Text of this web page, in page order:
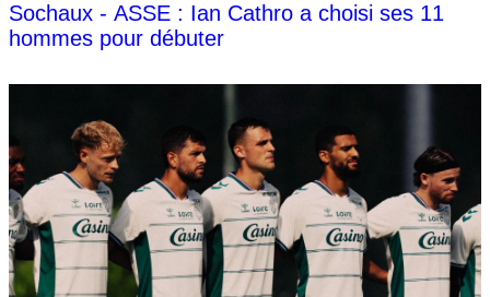
Sochaux - ASSE : Ian Cathro a choisi ses 11
hommes pour débuter